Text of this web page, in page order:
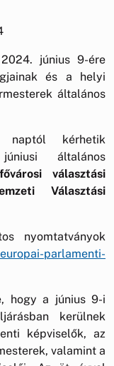
június 9-ére
és a helyi
általános
kérhetik
általános
fővárosi választási
Választási
nyomtatványok
parlamenti-
hogy a június 9-i
kerülnek
képviselők, az
valamint a